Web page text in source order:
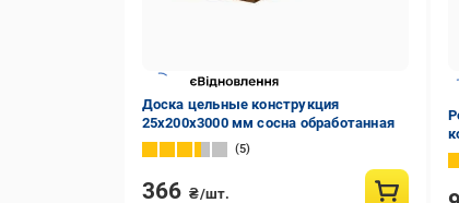
Доска цельные конструкция
25х200х3000 мм сосна обработанная
5
366 ₴/шт.